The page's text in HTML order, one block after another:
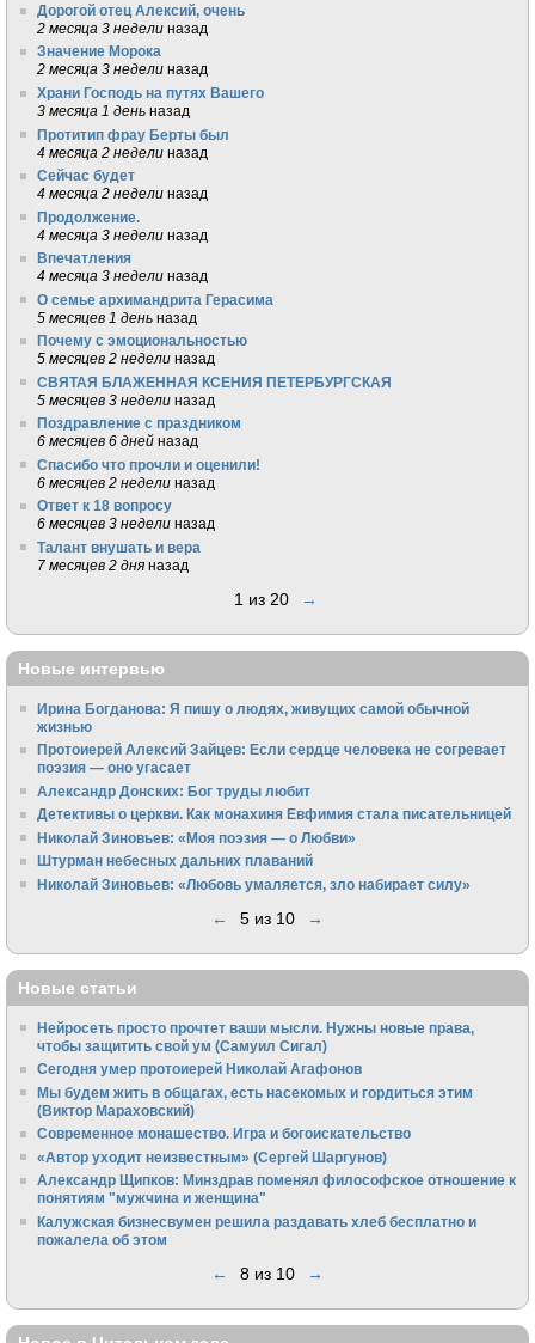
Дорогой отец Алексий, очень
2 месяца 3 недели назад
Значение Морока
2 месяца 3 недели назад
Храни Господь на путях Вашего
3 месяца 1 день назад
Протитип фрау Берты был
4 месяца 2 недели назад
Сейчас будет
4 месяца 2 недели назад
Продолжение.
4 месяца 3 недели назад
Впечатления
4 месяца 3 недели назад
О семье архимандрита Герасима
5 месяцев 1 день назад
Почему с эмоциональностью
5 месяцев 2 недели назад
СВЯТАЯ БЛАЖЕННАЯ КСЕНИЯ ПЕТЕРБУРГСКАЯ
5 месяцев 3 недели назад
Поздравление с праздником
6 месяцев 6 дней назад
Спасибо что прочли и оценили!
6 месяцев 2 недели назад
Ответ к 18 вопросу
6 месяцев 3 недели назад
Талант внушать и вера
7 месяцев 2 дня назад
1 из 20 →
Новые интервью
Ирина Богданова: Я пишу о людях, живущих самой обычной
жизнью
Протоиерей Алексий Зайцев: Если сердце человека не согревает
поэзия — оно угасает
Александр Донских: Бог труды любит
Детективы о церкви. Как монахиня Евфимия стала писательницей
Николай Зиновьев: «Моя поэзия — о Любви»
Штурман небесных дальних плаваний
Николай Зиновьев: «Любовь умаляется, зло набирает силу»
← 5 из 10 →
Новые статьи
Нейросеть просто прочтет ваши мысли. Нужны новые права,
чтобы защитить свой ум (Самуил Сигал)
Сегодня умер протоиерей Николай Агафонов
Мы будем жить в общагах, есть насекомых и гордиться этим
(Виктор Мараховский)
Cовременное монашество. Игра и богоискательство
«Автор уходит неизвестным» (Сергей Шаргунов)
Александр Щипков: Минздрав поменял философское отношение к
понятиям "мужчина и женщина"
Калужская бизнесвумен решила раздавать хлеб бесплатно и
пожалела об этом
← 8 из 10 →